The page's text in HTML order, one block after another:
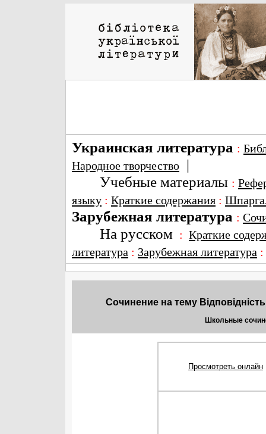
Украинская литература :
Народное творчество |
Учебные материалы :
языку : Краткие содержания :
Зарубежная литература :
На русском : Краткие
литература : Зарубежная литература
Сочинение на тему
Школьные
Просмотреть онлайн